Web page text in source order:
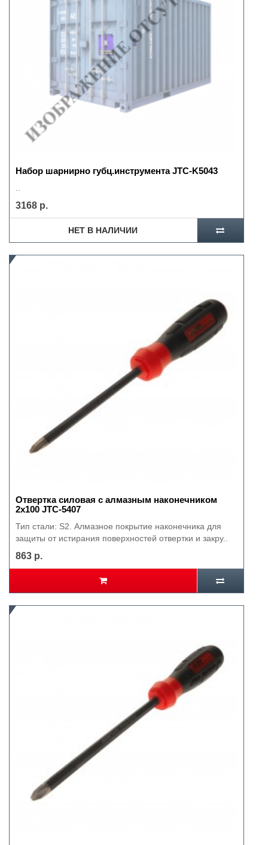
Набор шарнирно губц.инструмента JTC-K5043
3168 р.
НЕТ В НАЛИЧИИ
Отвертка силовая с алмазным наконечником
2х100 JTC-5407
Тип стали: S2. Алмазное покрытие наконечника для
защиты от истирания поверхностей отвертки и закру..
863 р.